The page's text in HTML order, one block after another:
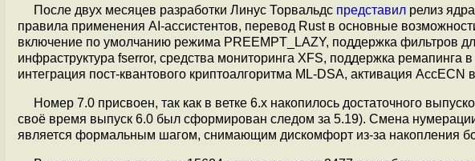
После двух месяцев разработки Линус Торвальдс представил релиз ядра
правила применения AI-ассистентов, перевод Rust в основные
включение по умолчанию режима PREEMPT_LAZY, поддержка фильтров
инфраструктура fserror, средства мониторинга XFS, поддержка
интеграция пост-квантового криптоалгоритма ML-DSA, активация
Номер 7.0 присвоен, так как в ветке 6.x накопилось достаточного
своё время выпуск 6.0 был сформирован следом за 5.19). Смена
является формальным шагом, снимающим дискомфорт из-за накопления